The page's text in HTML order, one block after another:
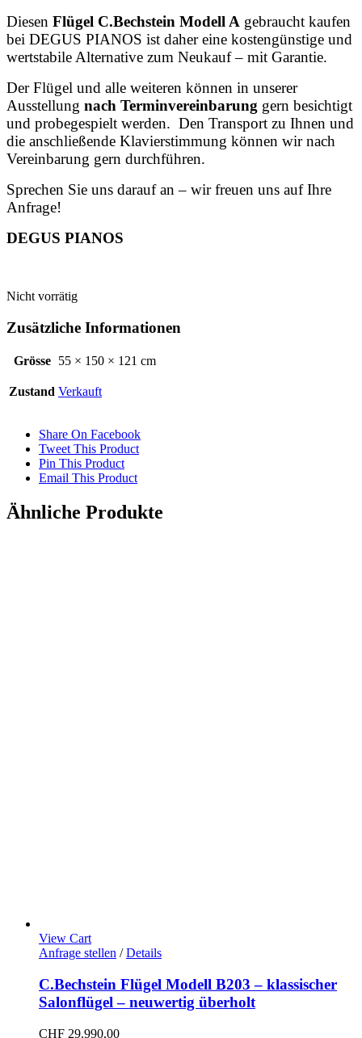
Diesen Flügel C.Bechstein Modell A gebraucht kaufen
bei DEGUS PIANOS ist daher eine kostengünstige und
wertstabile Alternative zum Neukauf – mit Garantie.
Der Flügel und alle weiteren können in unserer
Ausstellung nach Terminvereinbarung gern besichtigt
und probegespielt werden. Den Transport zu Ihnen und
die anschließende Klavierstimmung können wir nach
Vereinbarung gern durchführen.
Sprechen Sie uns darauf an – wir freuen uns auf Ihre
Anfrage!
DEGUS PIANOS
Nicht vorrätig
Zusätzliche Informationen
Grösse 55 × 150 × 121 cm
Zustand Verkauft
Share On Facebook
Tweet This Product
Pin This Product
Email This Product
Ähnliche Produkte
View Cart
Anfrage stellen / Details
C.Bechstein Flügel Modell B203 – klassischer
Salonflügel – neuwertig überholt
CHF 29.990,00